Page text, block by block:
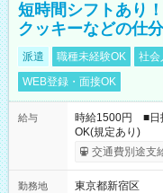
短時間シフトあり
クッキーなどの仕
派遣 職種未経験OK 社会
WEB登録・面接OK
給与
時給1500円 ■日
OK(規定あり)
交通費別途支
勤務地
東京都新宿区